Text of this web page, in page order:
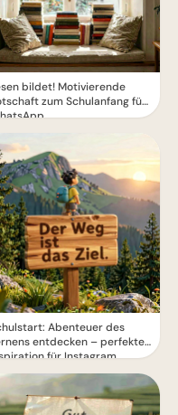
bildet! Motivierende
zum Schulanfang für
Abenteuer des
entdecken – perfekte
für Instagram